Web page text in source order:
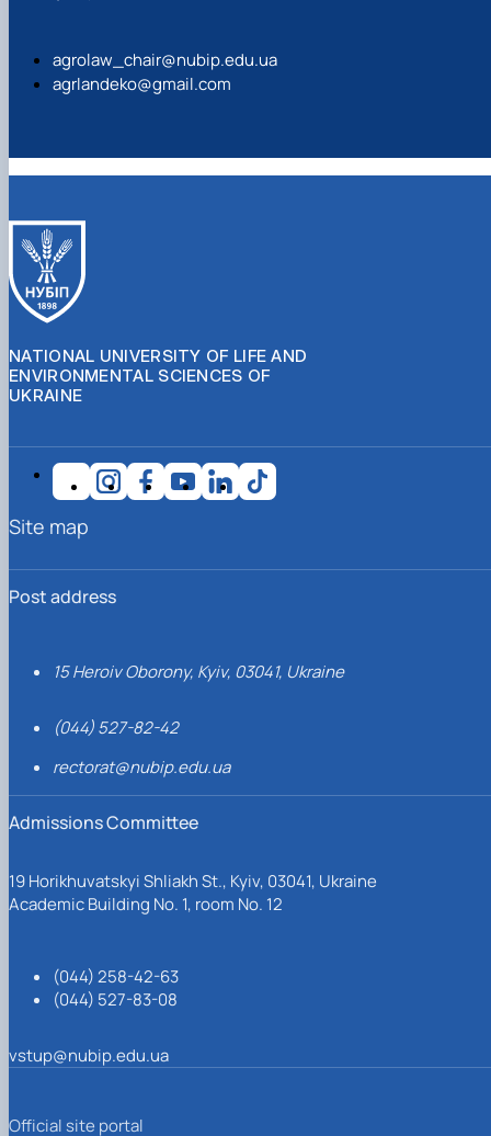
agrolaw_chair@nubip.edu.ua
agrlandeko@gmail.com
NATIONAL UNIVERSITY OF LIFE AND
ENVIRONMENTAL SCIENCES OF
UKRAINE
Post address
15 Heroiv Oborony, Kyiv, 03041, Ukraine
(044) 527-82-42
rectorat@nubip.edu.ua
Admissions Committee
19 Horikhuvatskyi Shliakh St., Kyiv, 03041, Ukraine
Academic Building No. 1, room No. 12
(044) 258-42-63
(044) 527-83-08
vstup@nubip.edu.ua
Site map
Official site portal